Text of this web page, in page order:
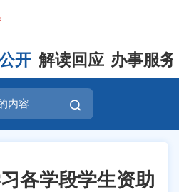
开 解读回应 办事服务
各学段学生资助